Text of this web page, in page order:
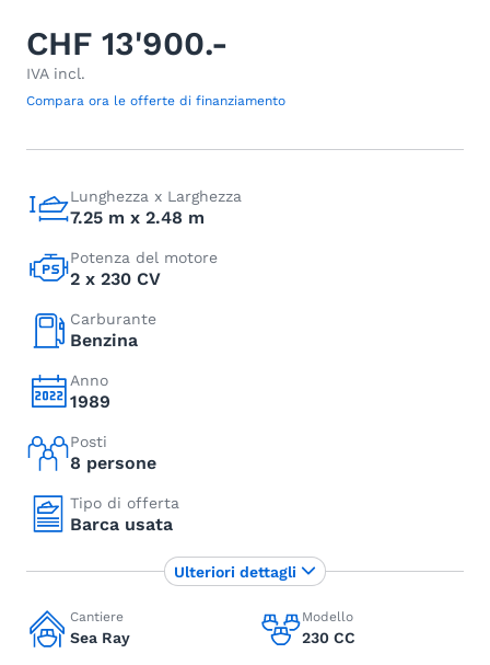
CHF 13'900.-
IVA incl.
Compara ora le offerte di finanziamento
Lunghezza x Larghezza
7.25 m x 2.48 m
Potenza del motore
2 x 230 CV
Carburante
Benzina
Anno
1989
Posti
8 persone
Tipo di offerta
Barca usata
Cantiere
Sea Ray
Modello
230 CC
Ulteriori dettagli